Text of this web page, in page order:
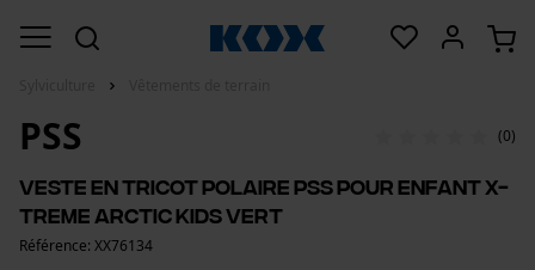
PSS (0)
Veste en tricot polaire PSS pour enfant X-
treme Arctic Kids vert
Référence: XX76134